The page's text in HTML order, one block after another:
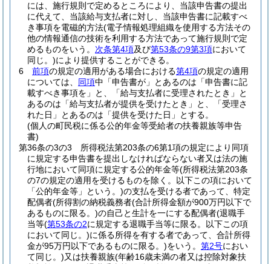
には、施行規則で定めるところにより、当該申告書の提出
に代えて、当該給与支払者に対し、当該申告書に記載すべ
き事項を電磁的方法(電子情報処理組織を使用する方法その
他の情報通信の技術を利用する方法であって施行規則で定
めるものをいう。 次条第4項及び第53条の9第3項において
同じ。)により提供することができる。
6
前項の規定の適用がある場合における第4項の規定の適用
については、 同項中「申告書が」とあるのは「申告書に記
載すべき事項を」と、「給与支払者に受理されたとき」と
あるのは「給与支払者が提供を受けたとき」と、「受理さ
れた日」とあるのは「提供を受けた日」とする。
(個人の町民税に係る公的年金等受給者の扶養親族等申告
書)
第36条の3の3
所得税法第203条の6第1項の規定により同項
に規定する申告書を提出しなければならない者又は法の施
行地において同項に規定する公的年金等(所得税法第203条
の7の規定の適用を受けるものを除く。以下この項において
「公的年金等」という。)の支払を受ける者であって、特定
配偶者(所得割の納税義務者(合計所得金額が900万円以下で
あるものに限る。)の自己と生計を一にする配偶者(退職手
当等(第53条の2に規定する退職手当等に限る。以下この項
において同じ。)に係る所得を有する者であって、合計所得
金が95万円以下であるものに限る。)をいう。 第2号におい
て同じ。)又は扶養親族(年齢16歳未満の者又は控除対象扶